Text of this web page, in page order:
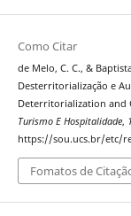
Como Citar
de Melo, C. C., &
Desterritorialização e
Deterritorialization and
Turismo E Hospitalidade,
https://sou.ucs.br/etc/
Fomatos de